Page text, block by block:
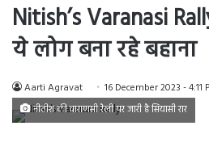
Nitish’s Varanasi
ये लोग बना रहे बहाना
Aarti Agravat 16 December 2023 - 4:11
नीतीश की वाराणसी रैली पर जारी है सियासी रार